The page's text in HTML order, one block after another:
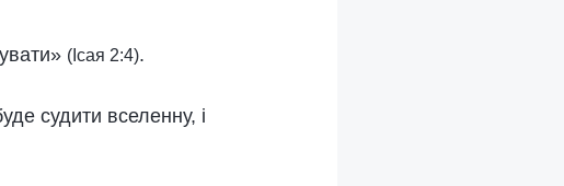
(Ісая 2:4).
судити вселенну, і